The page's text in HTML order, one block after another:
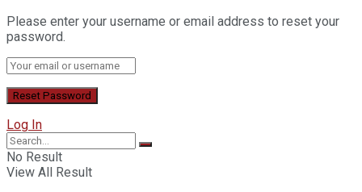
Please enter your username or email address to reset your
password.
Log In
No Result
View All Result